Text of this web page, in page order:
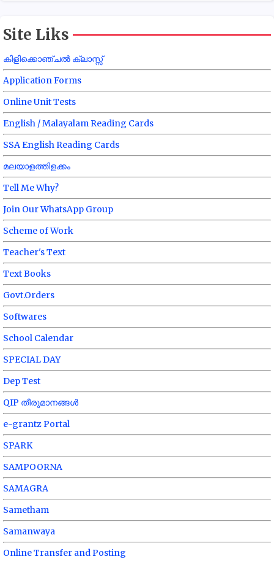
Site Liks
കിളിക്കൊഞ്ചൽ ക്ലാസ്സ്
Application Forms
Online Unit Tests
English / Malayalam Reading Cards
SSA English Reading Cards
മലയാളത്തിളക്കം
Tell Me Why?
Join Our WhatsApp Group
Scheme of Work
Teacher's Text
Text Books
Govt.Orders
Softwares
School Calendar
SPECIAL DAY
Dep Test
QIP തീരുമാനങ്ങൾ
e-grantz Portal
SPARK
SAMPOORNA
SAMAGRA
Sametham
Samanwaya
Online Transfer and Posting